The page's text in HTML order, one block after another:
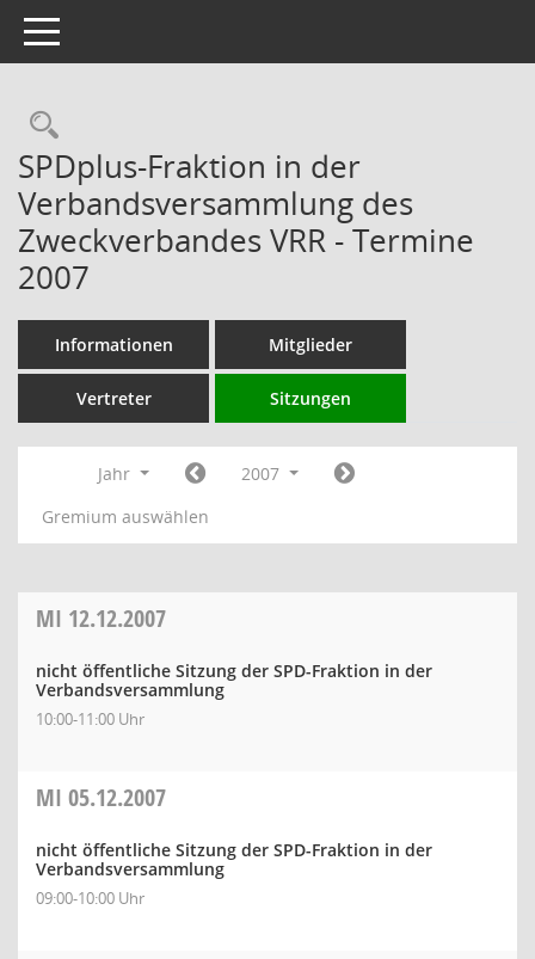
Toggle navigation
Rechercheauswahl
SPDplus-Fraktion in der
Verbandsversammlung des
Zweckverbandes VRR - Termine
2007
Informationen Mitglieder
Vertreter Sitzungen
Jahr
2007
Gremium auswählen
MI 12.12.2007
nicht öffentliche Sitzung der SPD-Fraktion in der
Verbandsversammlung
10:00-11:00 Uhr
MI 05.12.2007
nicht öffentliche Sitzung der SPD-Fraktion in der
Verbandsversammlung
09:00-10:00 Uhr